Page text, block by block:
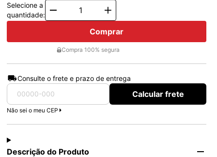
Selecione a
quantidade:
Comprar
Compra 100% segura
Consulte o frete e prazo de entrega
Calcular frete
Não sei o meu CEP
Descrição do Produto